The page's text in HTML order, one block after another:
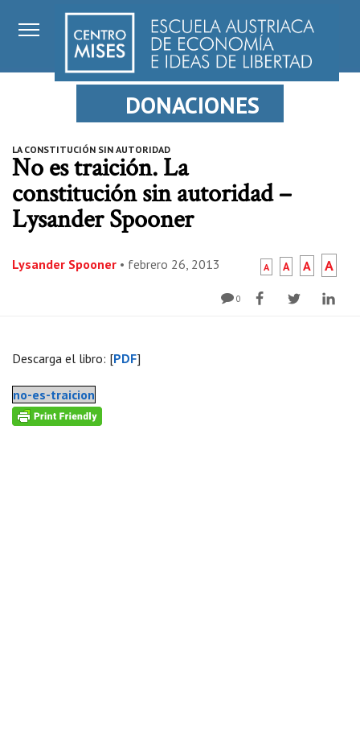
DONACIONES
LA CONSTITUCIÓN SIN AUTORIDAD
No es traición. La
constitución sin autoridad –
Lysander Spooner
Lysander Spooner • febrero 26, 2013 A A A A
0
Descarga el libro: [PDF]
no-es-traicion